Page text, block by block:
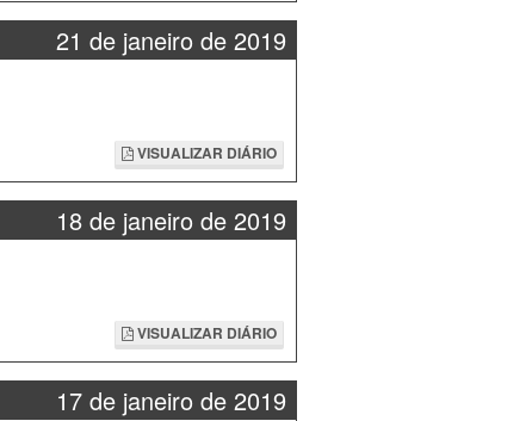
21 de janeiro de 2019
VISUALIZAR DIÁRIO
18 de janeiro de 2019
VISUALIZAR DIÁRIO
17 de janeiro de 2019